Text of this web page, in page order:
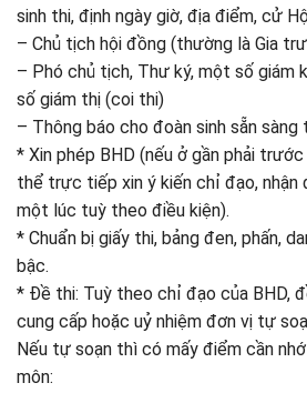
sinh thi, định ngày giờ, địa điểm, cử
– Chủ tịch hội đồng (thường là Gia
– Phó chủ tịch, Thư ký, một số giám
số giám thị (coi thi)
– Thông báo cho đoàn sinh sẵn sàng
* Xin phép BHD (nếu ở gần phải
thể trực tiếp xin ý kiến chỉ đạo, nhận
một lúc tuỳ theo điều kiện).
* Chuẩn bị giấy thi, bảng đen, phấn,
bậc.
* Đề thi: Tuỳ theo chỉ đạo của BHD,
cung cấp hoặc uỷ nhiệm đơn vị tự
Nếu tự soạn thì có mấy điểm cần
môn: